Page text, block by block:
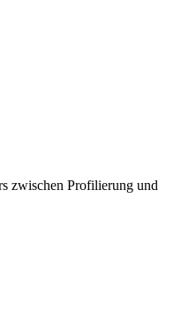
zwischen Profilierung und